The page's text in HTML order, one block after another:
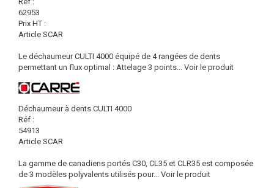
62953
Prix HT :
Article SCAR
Le déchaumeur CULTI 4000 équipé de 4 rangées de dents
permettant un flux optimal : Attelage 3 points... Voir le produit
Déchaumeur à dents CULTI 4000
Réf :
54913
Article SCAR
La gamme de canadiens portés C30, CL35 et CLR35 est composée
de 3 modèles polyvalents utilisés pour... Voir le produit